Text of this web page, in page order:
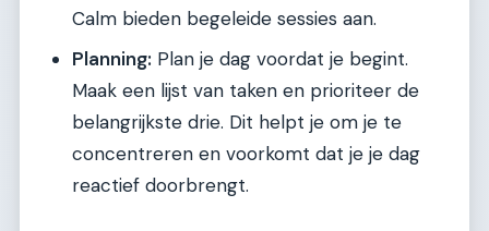
Calm bieden begeleide sessies aan.
Planning: Plan je dag voordat je begint.
Maak een lijst van taken en prioriteer de
belangrijkste drie. Dit helpt je om je te
concentreren en voorkomt dat je je dag
reactief doorbrengt.